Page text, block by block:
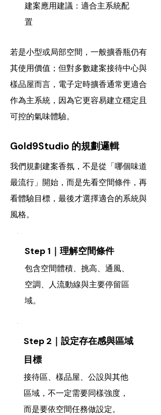
建案應用建議：適合主系統配
置
若是小型或局部空間，一般擴香瓶仍有
其使用價值；但對多數建案接待中心與
樣品屋而言，電子定時擴香通常更適合
作為主系統，因為它更容易建立穩定且
可控的氣味體驗。
Gold9Studio 的規劃邏輯
我們規劃建案香氛，不是從「哪個味道
最流行」開始，而是先看空間條件，再
看體驗目標，最後才選擇適合的系統與
風格。
Step 1｜理解空間條件
包含空間體積、挑高、通風、
空調、人流動線與主要停留區
域。
Step 2｜設定存在感與區域
目標
接待區、樣品屋、公設與其他
區域，不一定需要同樣強度，
而是要依空間任務做設定。